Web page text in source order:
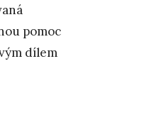
pomoc
dílem